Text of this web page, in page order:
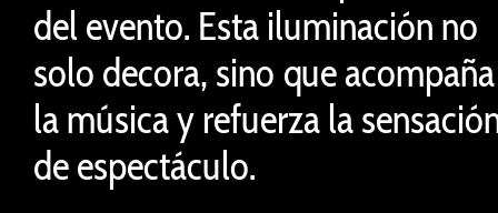
del evento. Esta iluminación no
solo decora, sino que acompaña
la música y refuerza la
de espectáculo.